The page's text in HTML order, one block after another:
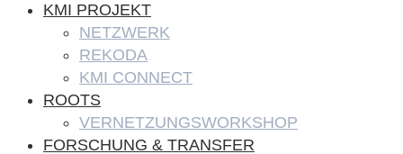
KMI PROJEKT
NETZWERK
REKODA
KMI CONNECT
ROOTS
VERNETZUNGSWORKSHOP
FORSCHUNG & TRANSFER